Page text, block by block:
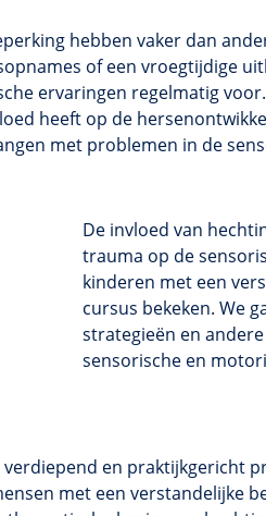
hebben vaker dan
of een vroegtijdige
ervaringen regelmatig
heeft op de
met problemen in de
De invloed van
trauma op de
kinderen met een
cursus bekeken. We
strategieën en
sensorische en
verdiepend en praktijkgericht
met een verstandelijke